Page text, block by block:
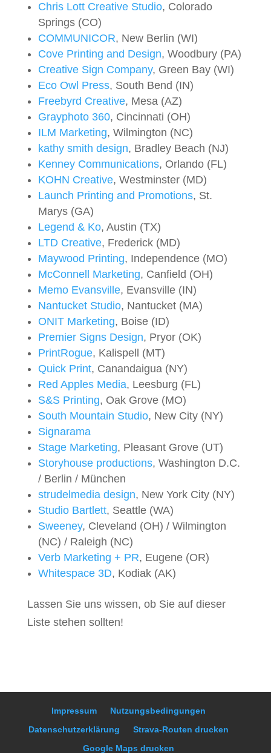
Chris Lott Creative Studio, Colorado
Springs (CO)
COMMUNICOR, New Berlin (WI)
Cove Printing and Design, Woodbury (PA)
Creative Sign Company, Green Bay (WI)
Eco Owl Press, South Bend (IN)
Freebyrd Creative, Mesa (AZ)
Grayphoto 360, Cincinnati (OH)
ILM Marketing, Wilmington (NC)
kathy smith design, Bradley Beach (NJ)
Kenney Communications, Orlando (FL)
KOHN Creative, Westminster (MD)
Launch Printing and Promotions, St.
Marys (GA)
Legend & Ko, Austin (TX)
LTD Creative, Frederick (MD)
Maywood Printing, Independence (MO)
McConnell Marketing, Canfield (OH)
Memo Evansville, Evansville (IN)
Nantucket Studio, Nantucket (MA)
ONIT Marketing, Boise (ID)
Premier Signs Design, Pryor (OK)
PrintRogue, Kalispell (MT)
Quick Print, Canandaigua (NY)
Red Apples Media, Leesburg (FL)
S&S Printing, Oak Grove (MO)
South Mountain Studio, New City (NY)
Signarama
Stage Marketing, Pleasant Grove (UT)
Storyhouse productions, Washington D.C.
/ Berlin / München
strudelmedia design, New York City (NY)
Studio Bartlett, Seattle (WA)
Sweeney, Cleveland (OH) / Wilmington
(NC) / Raleigh (NC)
Verb Marketing + PR, Eugene (OR)
Whitespace 3D, Kodiak (AK)
Lassen Sie uns wissen, ob Sie auf dieser
Liste stehen sollten!
Impressum
Nutzungsbedingungen
Datenschutzerklärung
Strava-Routen drucken
Google Maps drucken